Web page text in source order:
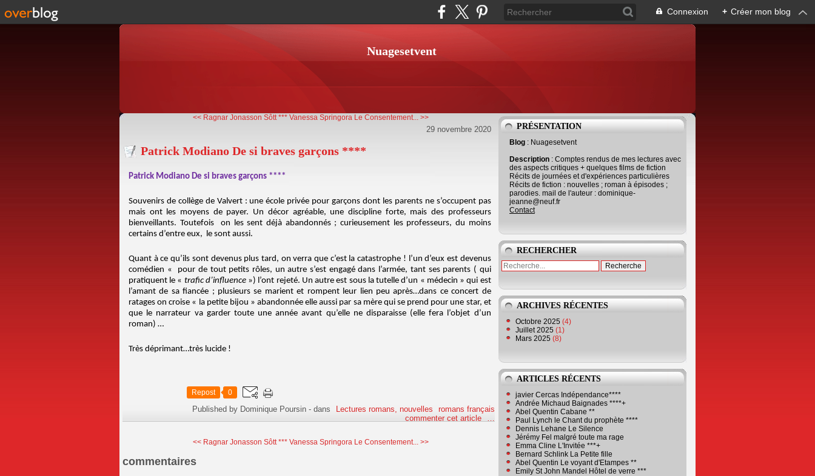
Connexion + Créer mon blog
Nuagesetvent
<< Ragnar Jonasson Sôtt *** Vanessa Springora Le Consentement... >>
29 novembre 2020
Patrick Modiano De si braves garçons ****
Patrick Modiano De si braves garçons ****
Souvenirs de collège de Valvert : une école privée pour garçons dont les parents ne s’occupent pas
mais ont les moyens de payer. Un décor agréable, une discipline forte, mais des professeurs
bienveillants. Toutefois on les sent déjà abandonnés ; curieusement les professeurs, du moins
certains d’entre eux, le sont aussi.
Quant à ce qu’ils sont devenus plus tard, on verra que c’est la catastrophe ! l’un d’eux est devenus
comédien « pour de tout petits rôles, un autre s’est engagé dans l’armée, tant ses parents ( qui
pratiquent le « trafic d’influence ») l’ont rejeté. Un autre est sous la tutelle d’un « médecin » qui est
l’amant de sa fiancée ; plusieurs se marient et rompent leur lien peu après…dans ce concert de
ratages on croise « la petite bijou » abandonnée elle aussi par sa mère qui se prend pour une star, et
que le narrateur va garder toute une année avant qu’elle ne disparaisse (elle fera l’objet d’un
roman) …
Très déprimant…très lucide !
Repost 0
Published by Dominique Poursin -dans Lectures romans, nouvelles
romans français
commenter cet article
…
<< Ragnar Jonasson Sôtt *** Vanessa Springora Le Consentement... >>
commentaires
PRÉSENTATION
Blog : Nuagesetvent
Description : Comptes rendus de mes lectures avec
des aspects critiques + quelques films de fiction
Récits de journées et d'expériences particulières
Récits de fiction : nouvelles ; roman à épisodes ;
parodies. mail de l'auteur : dominique-
jeanne@neuf.fr
Contact
RECHERCHER
ARCHIVES RÉCENTES
Octobre 2025 (4)
Juillet 2025 (1)
Mars 2025 (8)
ARTICLES RÉCENTS
javier Cercas Indépendance****
Andrée Michaud Baignades ****+
Abel Quentin Cabane **
Paul Lynch le Chant du prophète ****
Dennis Lehane Le Silence
Jérémy Fel malgré toute ma rage
Emma Cline L'Invitée ***+
Bernard Schlink La Petite fille
Abel Quentin Le voyant d'Etampes **
Emily St John Mandel Hôtel de verre ***